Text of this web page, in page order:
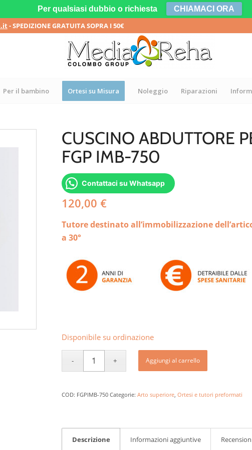
- SPEDIZIONE GRATUITA SOPRA I 50€
Per il bambino Ortesi su Misura Noleggio Riparazioni
CUSCINO ABDUTTORE
FGP IMB-750
Contattaci su Whatsapp
120,00 €
Tutore destinato all’immobilizzazione
a 30°
Disponibile su ordinazione
Aggiungi al carrello
COD: FGPIMB-750 Categorie:Arto superiore ,Ortesi e tutori preformati
Descrizione Informazioni aggiuntive
Per qualsiasi dubbio o richiesta CHIAMACI ORA